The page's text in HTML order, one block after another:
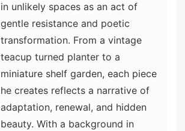
in unlikely spaces as an act of
gentle resistance and poetic
transformation. From a vintage
teacup turned planter to a
miniature shelf garden, each piece
he creates reflects a narrative of
adaptation, renewal, and hidden
beauty. With a background in